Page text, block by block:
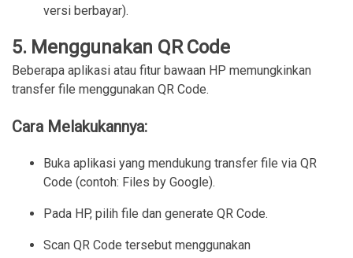
versi berbayar).
5. Menggunakan QR Code
Beberapa aplikasi atau fitur bawaan HP memungkinkan
transfer file menggunakan QR Code.
Cara Melakukannya:
Buka aplikasi yang mendukung transfer file via QR
Code (contoh: Files by Google).
Pada HP, pilih file dan generate QR Code.
Scan QR Code tersebut menggunakan